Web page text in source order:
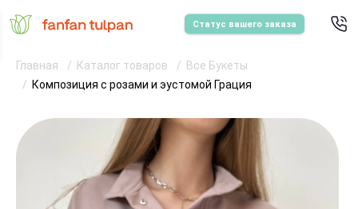
Статус вашего заказа
Главная Каталог товаров
Все Букеты
Композиция с розами и эустомой Грация